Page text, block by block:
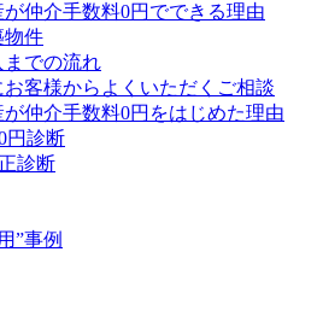
仲介手数料0円でできる理由
物件
までの流れ
客様からよくいただくご相談
仲介手数料0円をはじめた理由
円診断
診断
”事例